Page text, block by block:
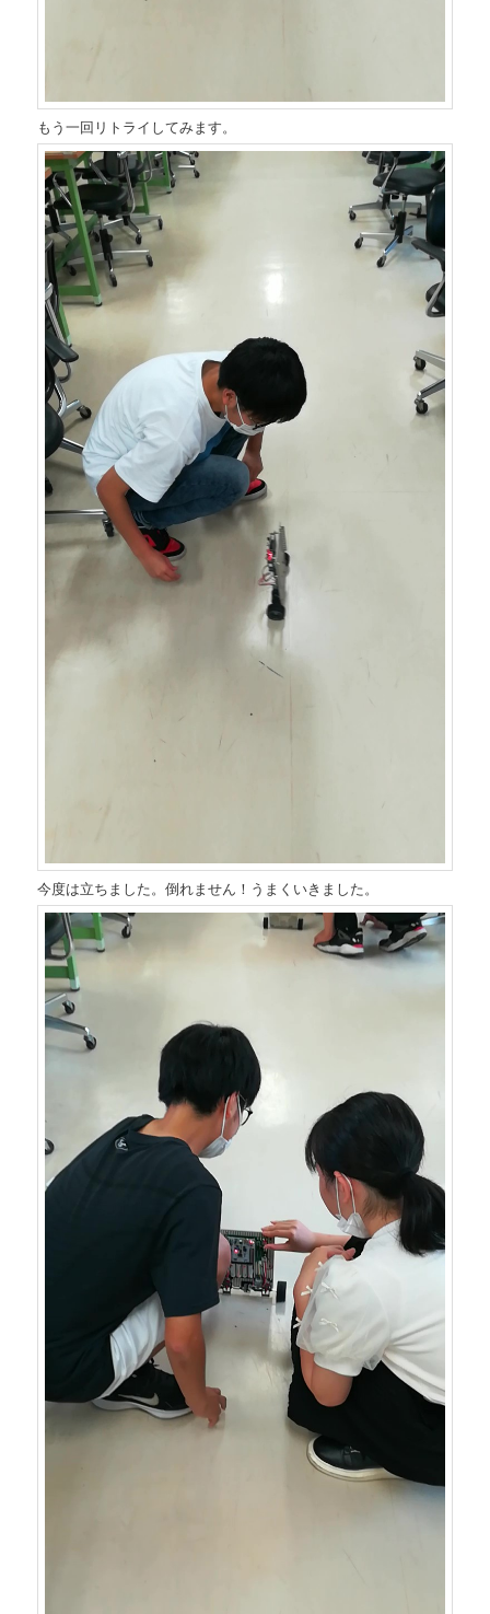
もう一回リトライしてみます。
今度は立ちました。倒れません！うまくいきました。